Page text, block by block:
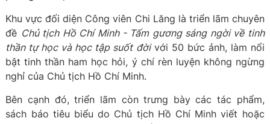
Khu vực đối diện Công viên Chi Lăng là triển lãm chuyên
đề Chủ tịch Hồ Chí Minh - Tấm gương sáng ngời về tinh
thần tự học và học tập suốt đờivới 50 bức ảnh, làm nổi
bật tinh thần ham học hỏi, ý chí rèn luyện không ngừng
nghỉ của Chủ tịch Hồ Chí Minh.
Bên cạnh đó, triển lãm còn trưng bày các tác phẩm,
sách báo tiêu biểu do Chủ tịch Hồ Chí Minh viết hoặc